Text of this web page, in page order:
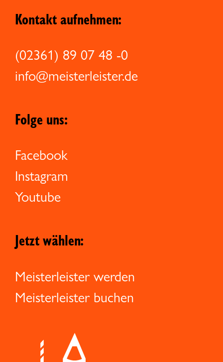
Kontakt aufnehmen:
(02361) 89 07 48 -0
info@meisterleister.de
Folge uns:
Facebook
Instagram
Youtube
Jetzt wählen:
Meisterleister werden
Meisterleister buchen